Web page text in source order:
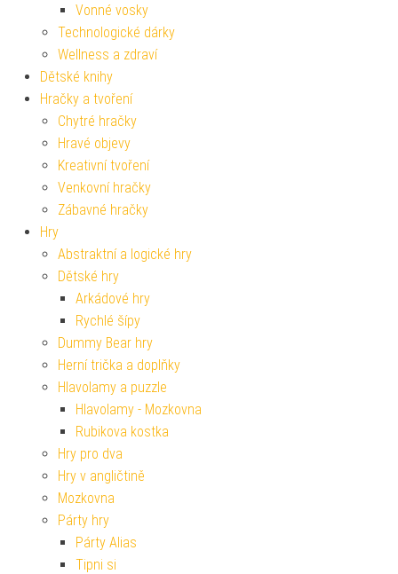
Vonné vosky
Technologické dárky
Wellness a zdraví
Dětské knihy
Hračky a tvoření
Chytré hračky
Hravé objevy
Kreativní tvoření
Venkovní hračky
Zábavné hračky
Hry
Abstraktní a logické hry
Dětské hry
Arkádové hry
Rychlé šípy
Dummy Bear hry
Herní trička a doplňky
Hlavolamy a puzzle
Hlavolamy - Mozkovna
Rubikova kostka
Hry pro dva
Hry v angličtině
Mozkovna
Párty hry
Párty Alias
Tipni si